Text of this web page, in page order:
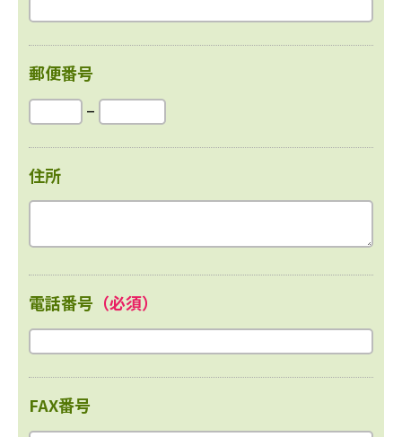
郵便番号
–
住所
電話番号 （必須）
FAX番号